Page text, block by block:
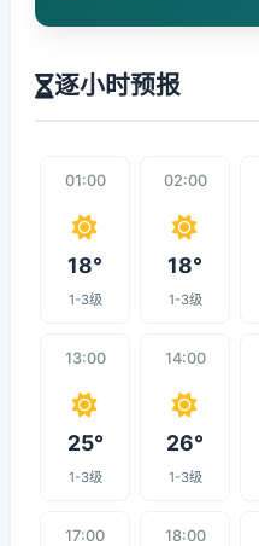
逐小时预报
01:00
18°
1-3级
02:00
18°
1-3级
13:00
25°
1-3级
14:00
26°
1-3级
17:00 18:00